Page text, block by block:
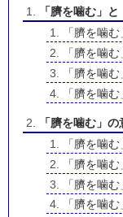
「臍を噛む」
「臍を噛
「臍を噛
「臍を噛
「臍を噛
「臍を噛む」の
「臍を噛
「臍を噛
「臍を噛
「臍を噛